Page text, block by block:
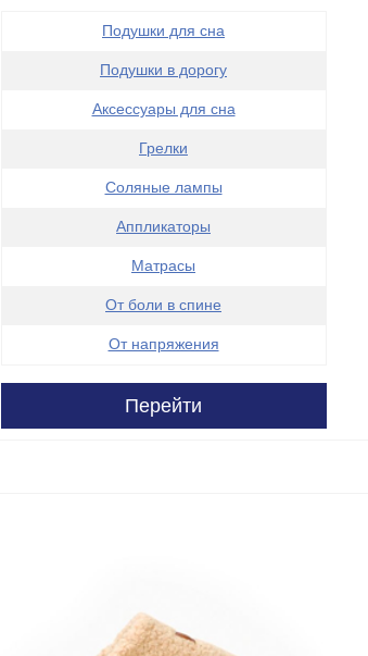
Подушки для сна
Подушки в дорогу
Аксессуары для сна
Грелки
Соляные лампы
Аппликаторы
Матрасы
От боли в спине
От напряжения
Перейти